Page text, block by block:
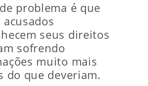
problema é que
seus direitos
sofrendo
muito mais
do que deveriam.